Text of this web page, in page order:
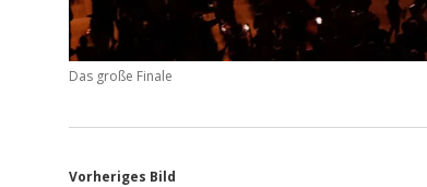
Das große Finale
Vorheriges Bild